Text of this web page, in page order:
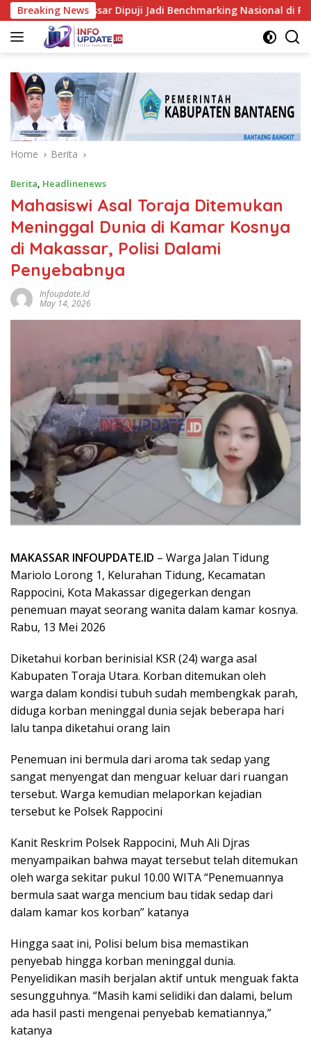
Skip
to
content
Breaking News
Makassar Dipuji Jadi Benchmarking Nasional di Rakor
Home Berita
Berita, Headlinenews
Mahasiswi Asal Toraja Ditemukan
Meninggal Dunia di Kamar Kosnya
di Makassar, Polisi Dalami
Penyebabnya ‎
Infoupdate.id
May 14, 2026
MAKASSAR INFOUPDATE.ID – Warga Jalan Tidung
Mariolo Lorong 1, Kelurahan Tidung, Kecamatan
Rappocini, Kota Makassar digegerkan dengan
penemuan mayat seorang wanita dalam kamar kosnya.
Rabu, 13 Mei 2026
Diketahui korban berinisial KSR (24) warga asal
Kabupaten Toraja Utara. Korban ditemukan oleh
warga dalam kondisi tubuh sudah membengkak parah,
diduga korban meninggal dunia sejak beberapa hari
lalu tanpa diketahui orang lain
Penemuan ini bermula dari aroma tak sedap yang
sangat menyengat dan menguar keluar dari ruangan
tersebut. Warga kemudian melaporkan kejadian
tersebut ke Polsek Rappocini
Kanit Reskrim Polsek Rappocini, Muh Ali Djras
menyampaikan bahwa mayat tersebut telah ditemukan
oleh warga sekitar pukul 10.00 WITA “Penemuannya
bermula saat warga mencium bau tidak sedap dari
dalam kamar kos korban” katanya
‎Hingga saat ini, Polisi belum bisa memastikan
penyebab hingga korban meninggal dunia.
Penyelidikan masih berjalan aktif untuk menguak fakta
sesungguhnya. “Masih kami selidiki dan dalami, belum
ada hasil pasti mengenai penyebab kematiannya,”
katanya